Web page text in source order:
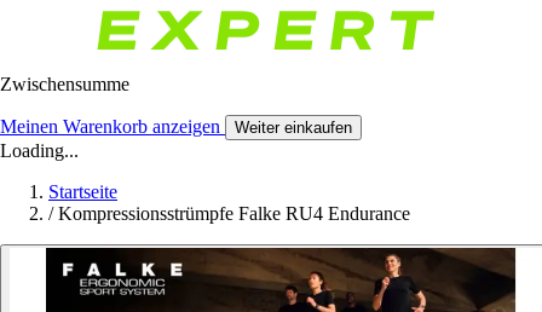
Zwischensumme
Meinen Warenkorb anzeigen Weiter einkaufen
Loading...
Startseite
/ Kompressionsstrümpfe Falke RU4 Endurance